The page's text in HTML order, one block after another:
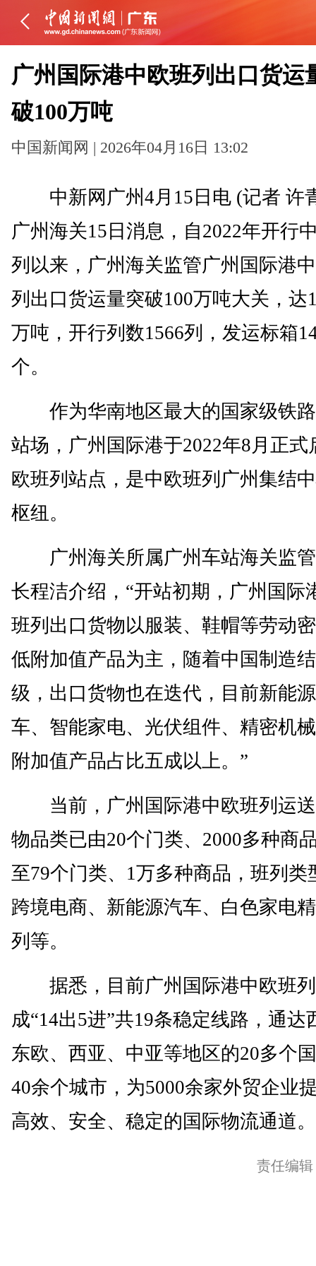
广州国际港中欧班列出口货运
破100万吨
中国新闻网 | 2026年04月16日 13:02
中新网广州4月15日电 (记者 许
广州海关15日消息，自2022年开行
列以来，广州海关监管广州国际港
列出口货运量突破100万吨大关，达
万吨，开行列数1566列，发运标箱
个。
作为华南地区最大的国家级铁
站场，广州国际港于2022年8月正式
欧班列站点，是中欧班列广州集结
枢纽。
广州海关所属广州车站海关监
长程洁介绍，“开站初期，广州国际
班列出口货物以服装、鞋帽等劳动
低附加值产品为主，随着中国制造
级，出口货物也在迭代，目前新能
车、智能家电、光伏组件、精密机
附加值产品占比五成以上。”
当前，广州国际港中欧班列运
物品类已由20个门类、2000多种商
至79个门类、1万多种商品，班列类
跨境电商、新能源汽车、白色家电
列等。
据悉，目前广州国际港中欧班
成“14出5进”共19条稳定线路，通达
东欧、西亚、中亚等地区的20多个
40余个城市，为5000余家外贸企业
高效、安全、稳定的国际物流通道
责任编